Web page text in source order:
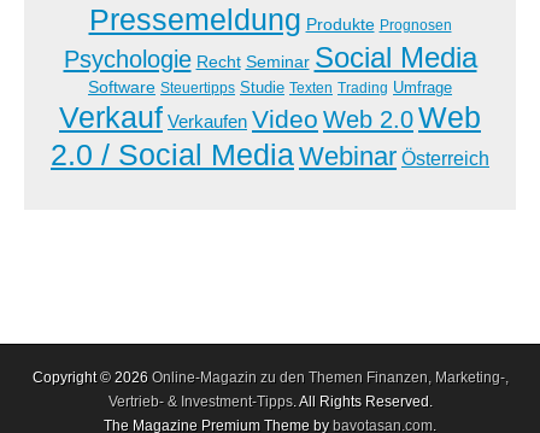
Pressemeldung Produkte Prognosen
Psychologie Recht Seminar Social Media
Software Steuertipps Studie Texten Trading Umfrage
Verkauf Verkaufen Video Web 2.0Web
2.0 / Social MediaWebinar Österreich
Copyright © 2026 Online-Magazin zu den Themen Finanzen, Marketing-,
Vertrieb- & Investment-Tipps. All Rights Reserved.
The Magazine Premium Theme by bavotasan.com.